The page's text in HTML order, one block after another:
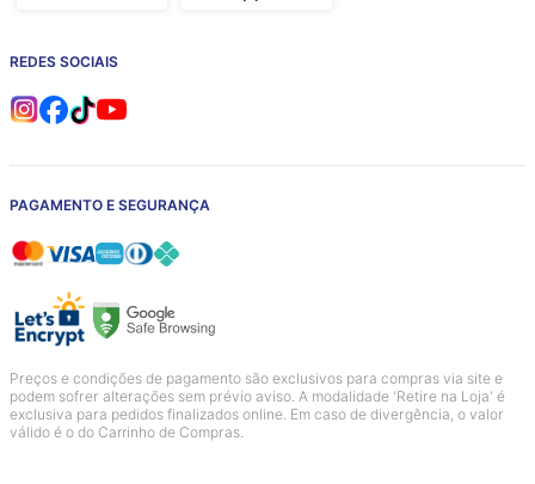
REDES SOCIAIS
PAGAMENTO E SEGURANÇA
Preços e condições de pagamento são exclusivos para compras via site e
podem sofrer alterações sem prévio aviso. A modalidade 'Retire na Loja' é
exclusiva para pedidos finalizados online. Em caso de divergência, o valor
válido é o do Carrinho de Compras.